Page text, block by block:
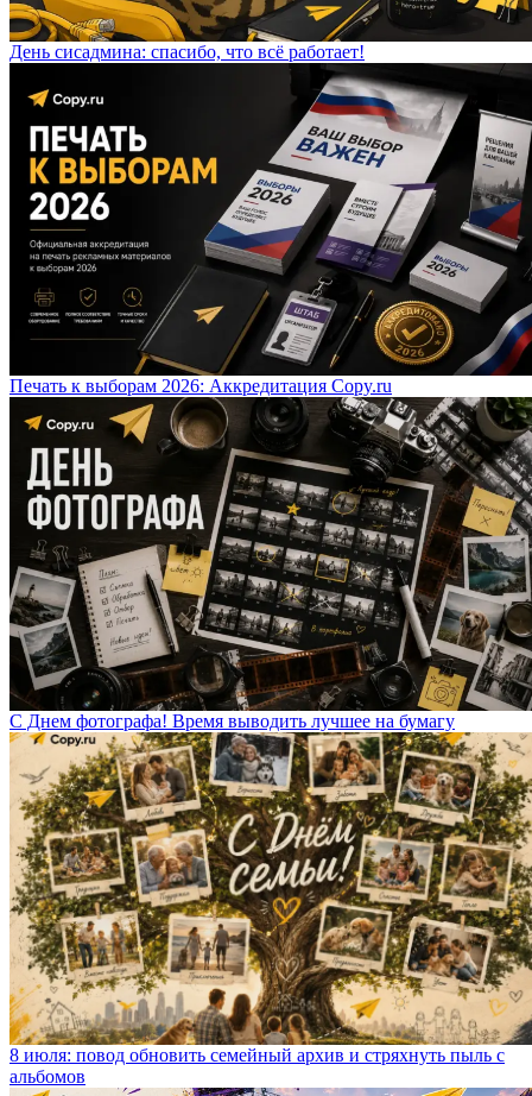
День сисадмина: спасибо, что всё работает!
Печать к выборам 2026: Аккредитация Copy.ru
С Днем фотографа! Время выводить лучшее на бумагу
8 июля: повод обновить семейный архив и стряхнуть пыль с
альбомов